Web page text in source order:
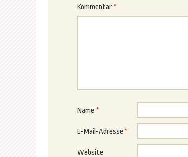
Kommentar *
Name *
E-Mail-Adresse *
Website